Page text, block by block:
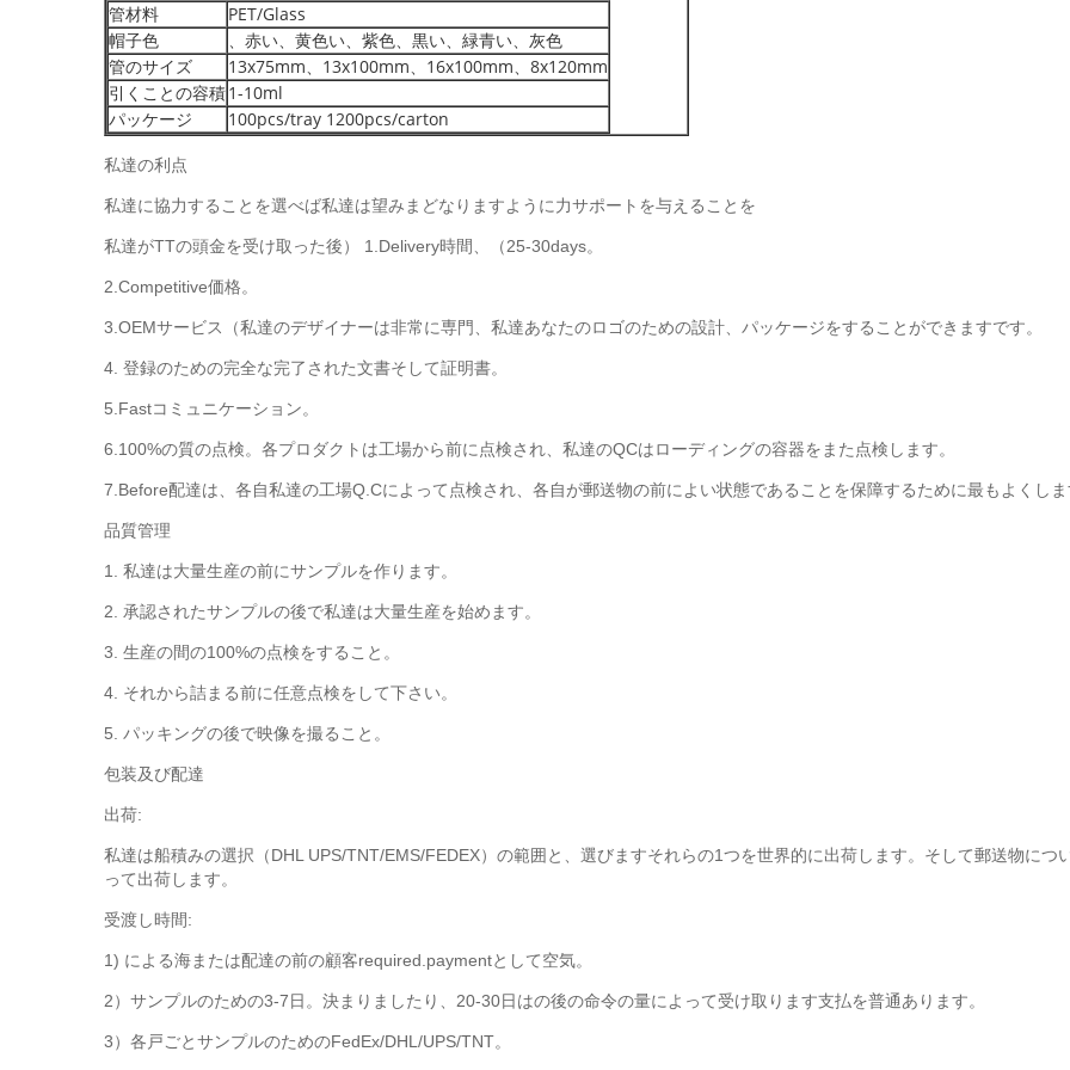
管材料
PET/Glass
帽子色
、赤い、黄色い、紫色、黒い、緑青い、灰色
管のサイズ
13x75mm、13x100mm、16x100mm、8x120mm
引くことの容積1-10ml
パッケージ
100pcs/tray 1200pcs/carton
私達の利点
私達に協力することを選べば私達は望みまどなりますように力サポートを与えることを
私達がTTの頭金を受け取った後） 1.Delivery時間、（25-30days。
2.Competitive価格。
3.OEMサービス（私達のデザイナーは非常に専門、私達あなたのロゴのための設計、パッケージをすることができますです。
4. 登録のための完全な完了された文書そして証明書。
5.Fastコミュニケーション。
6.100%の質の点検。各プロダクトは工場から前に点検され、私達のQCはローディングの容器をまた点検します。
7.Before配達は、各自私達の工場Q.Cによって点検され、各自が郵送物の前によい状態であることを保障するために最もよくし
品質管理
1. 私達は大量生産の前にサンプルを作ります。
2. 承認されたサンプルの後で私達は大量生産を始めます。
3. 生産の間の100%の点検をすること。
4. それから詰まる前に任意点検をして下さい。
5. パッキングの後で映像を撮ること。
包装及び配達
出荷:
私達は船積みの選択（DHL UPS/TNT/EMS/FEDEX）の範囲と、選びますそれらの1つを世界的に出荷します。そして郵送物に
って出荷します。
受渡し時間:
1) による海または配達の前の顧客required.paymentとして空気。
2）サンプルのための3-7日。決まりましたり、20-30日はの後の命令の量によって受け取ります支払を普通あります。
3）各戸ごとサンプルのためのFedEx/DHL/UPS/TNT。